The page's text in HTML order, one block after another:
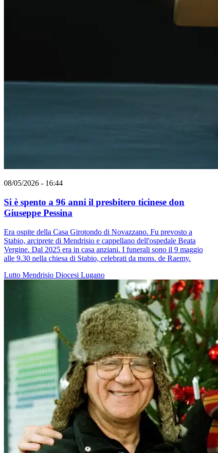
08/05/2026 - 16:44
Si è spento a 96 anni il presbitero ticinese don
Giuseppe Pessina
Era ospite della Casa Girotondo di Novazzano. Fu prevosto a
Stabio, arciprete di Mendrisio e cappellano dell'ospedale Beata
Vergine. Dal 2025 era in casa anziani. I funerali sono il 9 maggio
alle 9.30 nella chiesa di Stabio, celebrati da mons. de Raemy.
Lutto Mendrisio Diocesi Lugano